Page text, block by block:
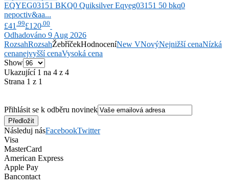
EQYEG03151 BKQ0 QuiksilverEqyeg03151 50 bkq0
nepoctiv&aa...
£41 .99£120 .00
Odhadováno 9 Aug 2026
RozsahRozsahŽebříčekHodnoceníNew VNovýNejnižší cenaNízká
cenanejvyšší cenaVysoká cena
Show
Ukazující 1 na 4 z 4
Strana 1 z 1
Přihlásit se k odběru novinek
Následuj násFacebookTwitter
Visa
MasterCard
American Express
Apple Pay
Bancontact